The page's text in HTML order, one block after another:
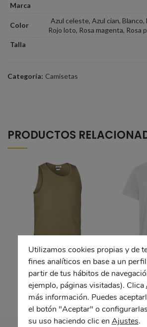
Marca
Color
Azul celeste, Azul cian,
Rojo loto, Rosa magenta, Rosa
Talla
Categoría: Camisetas
PRODUCTOS
Camiseta top ATLETIC
Utilizamos cookies propias y de
fines analíticos en base a un
partir de tus hábitos de
ejemplo, páginas visitadas). Clica
más información. Puedes
el botón "Aceptar" o
su uso haciendo clic en Ajustes.